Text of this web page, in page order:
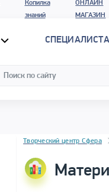
Копилка
знаний
ОНЛАЙН
МАГАЗИН
Блок новостей
Творческий центр Сфера